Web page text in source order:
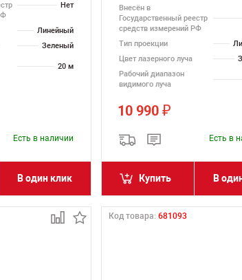
Нет
Линейный
Зеленый
20 м
Есть в наличии
В один клик
Внесён в
Государственный реестр
средств измерений РФ
Тип проекции
Цвет лазерного луча
Рабочий диапазон
видимого луча
10 990₽
Есть в
Купить В
Код товара:681093